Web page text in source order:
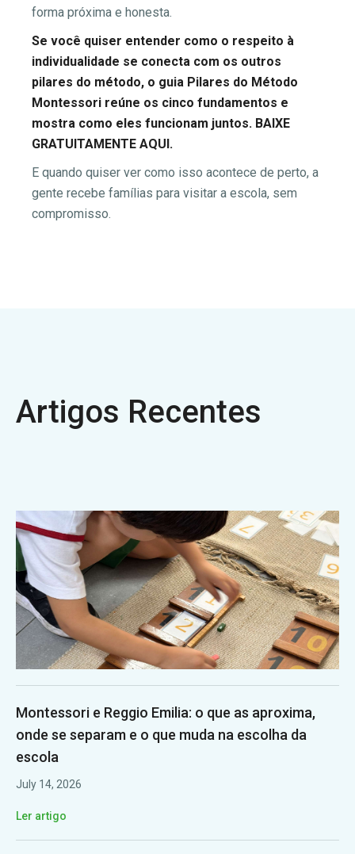
forma próxima e honesta.
Se você quiser entender como o respeito à
individualidade se conecta com os outros
pilares do método, o guia Pilares do Método
Montessori reúne os cinco fundamentos e
mostra como eles funcionam juntos. BAIXE
GRATUITAMENTE AQUI.
E quando quiser ver como isso acontece de perto, a
gente recebe famílias para visitar a escola, sem
compromisso.
Artigos Recentes
Montessori e Reggio Emilia: o que as aproxima,
onde se separam e o que muda na escolha da
escola
July 14, 2026
Ler artigo